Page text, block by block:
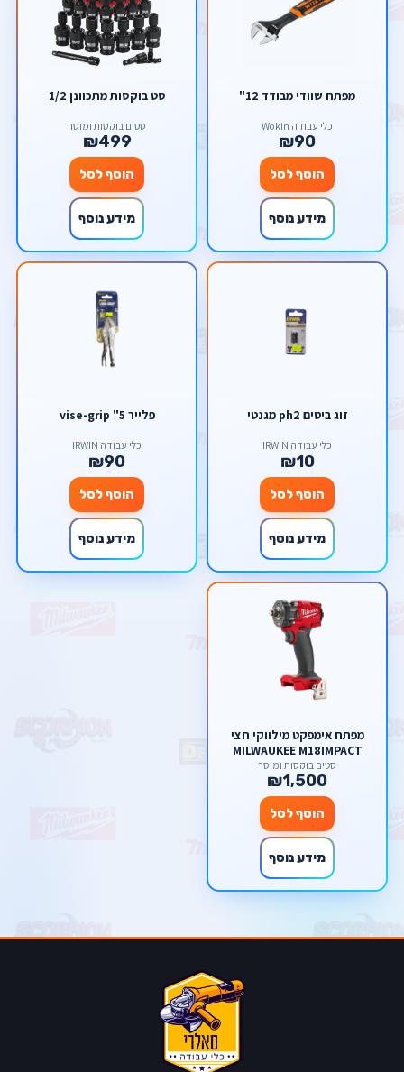
מפתח שוודי מבודד 12"
כלי עבודה Wokin
₪90
הוסף לסל
מידע נוסף
סט בוקסות מתכוונן 1/2
סטים בוקסות ומוסך
₪499
הוסף לסל
מידע נוסף
זוג ביטים ph2 מגנטי
כלי עבודה IRWIN
₪10
הוסף לסל
מידע נוסף
פלייר 5" vise-grip
כלי עבודה IRWIN
₪90
הוסף לסל
מידע נוסף
מפתח אימפקט מילווקי חצי
MILWAUKEE M18IMPACT
WRENCH
סטים בוקסות ומוסך
₪1,500
הוסף לסל
מידע נוסף